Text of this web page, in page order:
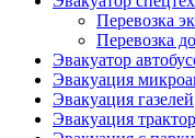
Перевозка
Перевозка
Эвакуатор
Эвакуация
Эвакуация газелей
Эвакуация